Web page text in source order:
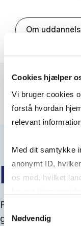
Cookies hjælper
Vi bruger cookies
forstå hvordan
relevant
Med dit samtykke
anonymt ID,
os med, hvilket
markedsføring. Du
Samtykkevalg
Nødvendig
Om
Fra september
gel­se, hvor vi